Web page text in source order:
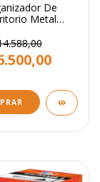
De
Metal
Negro 3